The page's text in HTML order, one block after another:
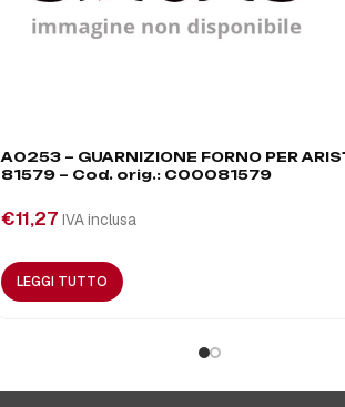
A0253 – GUARNIZIONE FORNO PER
81579 – Cod. orig.: C00081579
€11,27 IVA inclusa
LEGGI TUTTO